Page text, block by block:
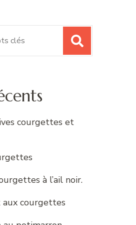
courgettes et
à l’ail noir.
courgettes